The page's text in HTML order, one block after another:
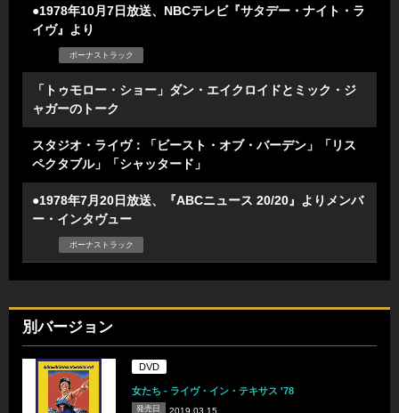
●1978年10月7日放送、NBCテレビ『サタデー・ナイト・ラ
イヴ』より
ボーナストラック
「トゥモロー・ショー」ダン・エイクロイドとミック・ジ
ャガーのトーク
スタジオ・ライヴ：「ビースト・オブ・バーデン」「リス
ペクタブル」「シャッタード」
●1978年7月20日放送、『ABCニュース 20/20』よりメンバ
ー・インタヴュー
ボーナストラック
別バージョン
DVD
女たち - ライヴ・イン・テキサス '78
発売日 2019.03.15